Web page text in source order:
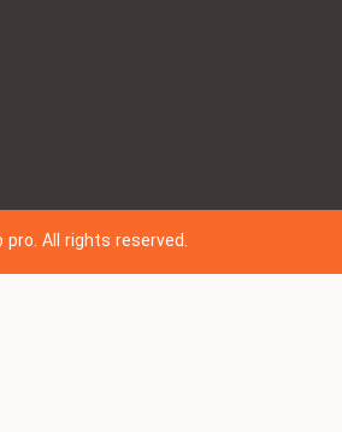
pro. All rights reserved.